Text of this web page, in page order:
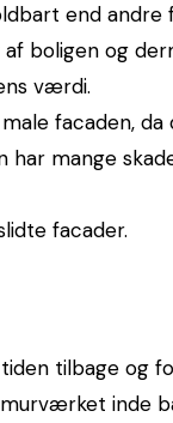
end andre
boligen og
værdi.
facaden,
har mange
facader.
tilbage og
inde